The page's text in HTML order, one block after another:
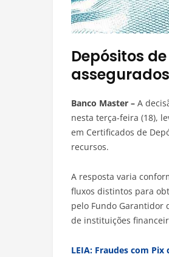
Depósitos
Banco Master – A
nesta terça-feira (18),
em Certificados de
recursos.
A resposta varia
fluxos distintos para
pelo Fundo Garantidor
de instituições
LEIA: Fraudes com